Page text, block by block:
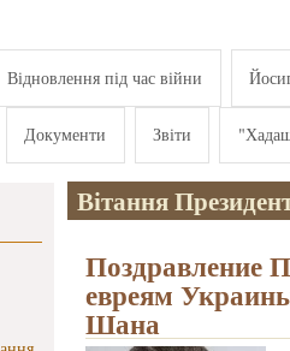
Відновлення під час війни
Документи Звіти
Вітання
Поздравление
евреям
Шана